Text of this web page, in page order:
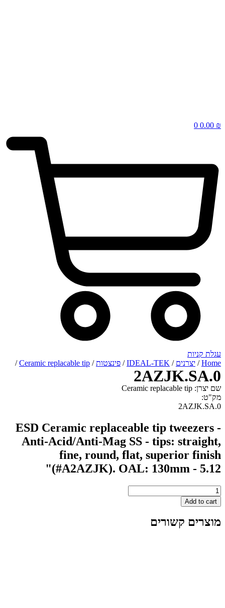
/
IDEAL-TEK
/פינצטות/
Ceramic replacable tip
/
ESD Ceramic replaceable tip
Anti-Acid/Anti-Mag SS - tips:
fine, round, flat,
(#A2AZJK). OAL: 130mm
קשורים